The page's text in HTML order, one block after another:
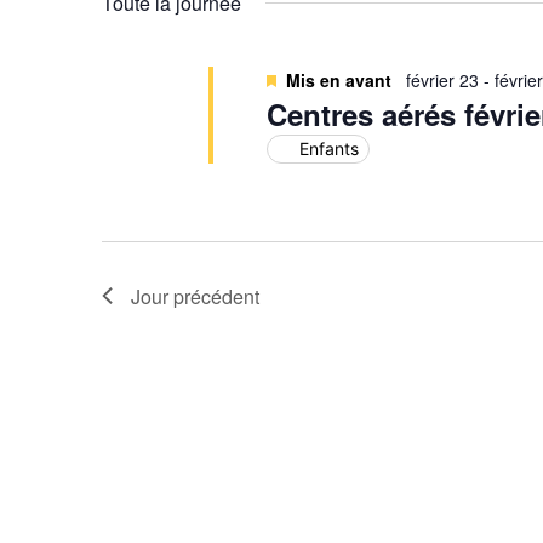
Centres aérés
Mis en avant février 23 -
Enfants
Jour précédent